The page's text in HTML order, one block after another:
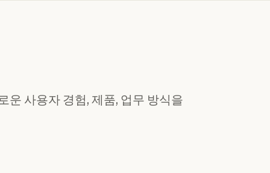
운 사용자 경험, 제품, 업무 방식을